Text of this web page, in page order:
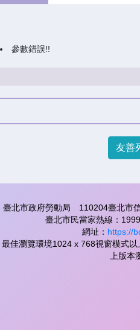
參數錯誤!!
友善
臺北市政府勞動局 110204臺北市
臺北市民當家熱線：
網址： https://
最佳瀏覽環境1024 x 768視窗模式
上版本